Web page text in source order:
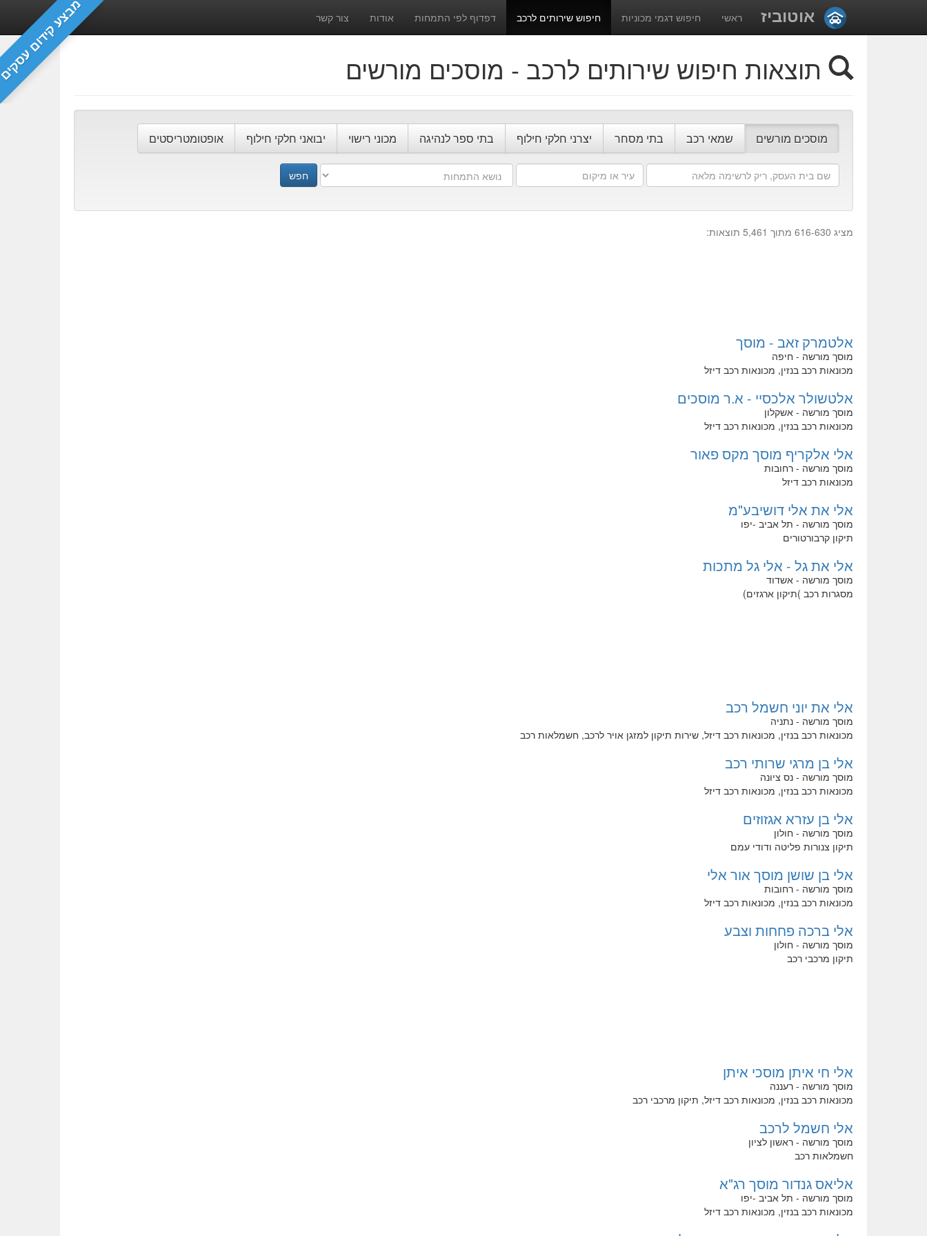
מבצע קידום אוטוביז ראשי חיפוש דגמי מכוניות חיפוש שירותים לרכב דפדוף לפי התמחות אודות צור קשר
תוצאות חיפוש שירותים לרכב - מוסכים מורשים
מוסכים מורשים שמאי רכב בתי מסחר יצרני חלקי חילוף בתי ספר לנהיגה מכוני רישוי יבואני חלקי חילוף אופטומטריסטים
שם
בית
עיר
או
נושא
התמחות
חפש
מציג 616-630 מתוך 5,461 תוצאות:
אלטמרק זאב - מוסך
מוסך מורשה - חיפה
מכונאות רכב בנזין, מכונאות רכב דיזל
אלטשולר אלכסיי - א.ר מוסכים
מוסך מורשה - אשקלון
מכונאות רכב בנזין, מכונאות רכב דיזל
אלי אלקריף מוסך מקס פאור
מוסך מורשה - רחובות
מכונאות רכב דיזל
אלי את אלי דושיבע"מ
מוסך מורשה - תל אביב -יפו
תיקון קרבורטורים
אלי את גל - אלי גל מתכות
מוסך מורשה - אשדוד
מסגרות רכב )תיקון ארגזים)
אלי את יוני חשמל רכב
מוסך מורשה - נתניה
מכונאות רכב בנזין, מכונאות רכב דיזל, שירות תיקון למזגן אויר לרכב, חשמלאות רכב
אלי בן מרגי שרותי רכב
מוסך מורשה - נס ציונה
מכונאות רכב בנזין, מכונאות רכב דיזל
אלי בן עזרא אגזוזים
מוסך מורשה - חולון
תיקון צנורות פליטה ודודי עמם
אלי בן שושן מוסך אור אלי
מוסך מורשה - רחובות
מכונאות רכב בנזין, מכונאות רכב דיזל
אלי ברכה פחחות וצבע
מוסך מורשה - חולון
תיקון מרכבי רכב
אלי חי איתן מוסכי איתן
מוסך מורשה - רעננה
מכונאות רכב בנזין, מכונאות רכב דיזל, תיקון מרכבי רכב
אלי חשמל לרכב
מוסך מורשה - ראשון לציון
חשמלאות רכב
אליאס גנדור מוסך רג"א
מוסך מורשה - תל אביב -יפו
מכונאות רכב בנזין, מכונאות רכב דיזל